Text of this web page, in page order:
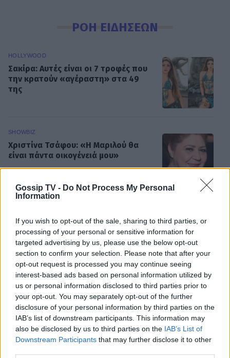
Gossip TV - Do Not Process My Personal
Information
If you wish to opt-out of the sale, sharing to third parties, or
processing of your personal or sensitive information for
targeted advertising by us, please use the below opt-out
section to confirm your selection. Please note that after your
opt-out request is processed you may continue seeing
interest-based ads based on personal information utilized by
us or personal information disclosed to third parties prior to
your opt-out. You may separately opt-out of the further
disclosure of your personal information by third parties on the
IAB’s list of downstream participants. This information may
also be disclosed by us to third parties on the IAB’s List of
Downstream Participants that may further disclose it to other
ΡΟΗ ΕΙΔΗΣΕΩΝ
HOLLYWOOD
Σακίρα: Αυτές είναι οι 7 τροφές που
την κρατούν «αγέραστη» στα 49
της
SHOWBIZ
Χριστίνα Τσάφου: «Η Μαριλού θα
είναι πάντα οικογένειά μου»
Daphne Lawrence: «Το πρώτο μου
τραγούδι το έγραψα όταν πήγαινα Ε’
Δημοτικού¬
MEDIA
Μπαμπά σ’ αγαπώ - Ελένη Σακκά: Η
Μαίρη δεν λειτουργεί συνειδητά για
να δημιουργεί χάος
ΟΛΕΣ ΟΙ ΕΙΔΗΣΕΙΣ